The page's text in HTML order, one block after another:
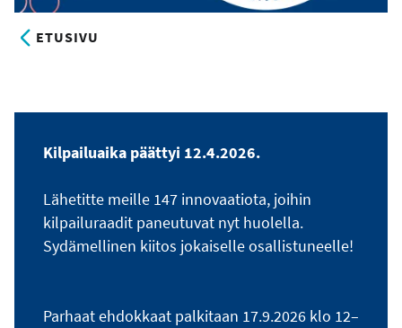
ETUSIVU
Kilpailuaika päättyi 12.4.2026.
Lähetitte meille 147 innovaatiota, joihin
kilpailuraadit paneutuvat nyt huolella.
Sydämellinen kiitos jokaiselle osallistuneelle!
Parhaat ehdokkaat palkitaan 17.9.2026 klo 12–